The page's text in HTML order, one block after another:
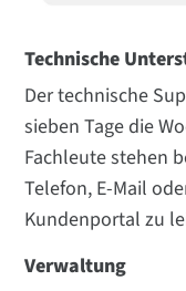
Technische
Der technische
sieben Tage die
Fachleute stehen
Telefon, E-Mail
Kundenportal zu
Verwaltung